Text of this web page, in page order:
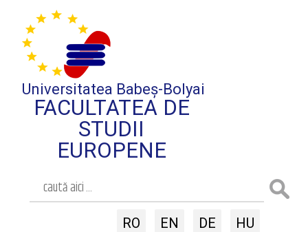
Universitatea Babeș-Bolyai
FACULTATEA DE
STUDII
EUROPENE
RO EN DE HU